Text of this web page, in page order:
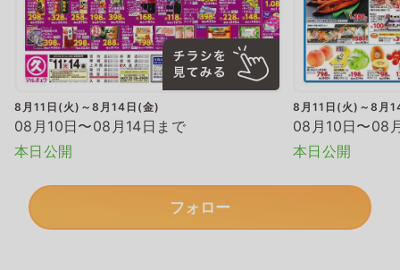
8月11日(火)～8月14日(金)
08月10日〜08月14日まで
本日公開
8月11日(火)～8月
08月10日〜08
本日公開
フォロー